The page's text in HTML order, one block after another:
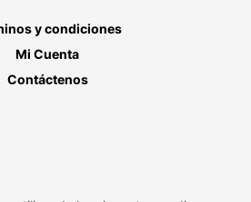
y condiciones
Mi Cuenta
Contáctenos